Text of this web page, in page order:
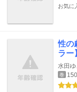
お気に
性の
ラー
水田ゆ
巻